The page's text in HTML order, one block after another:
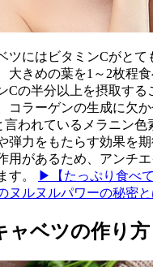
ツにはビタミンCがとて
大きめの葉を1～2枚程
Cの半分以上を摂取する
コラーゲンの生成に欠
われているメラニン色
弾力をもたらす効果を
用があるため、アンチ
す。
▶【たっぷり食べ
ヌルヌルパワーの秘密と
ャベツの作り方